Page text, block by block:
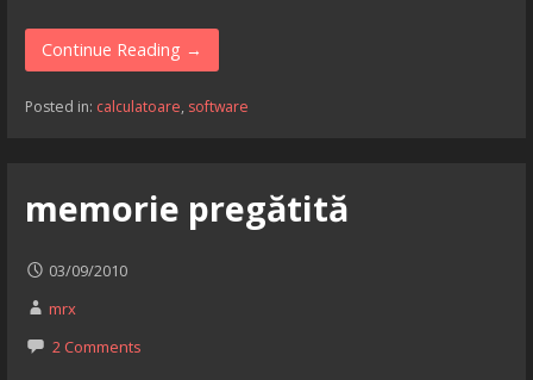
Continue Reading →
Posted in: calculatoare, software
memorie pregătită
03/09/2010
mrx
2 Comments